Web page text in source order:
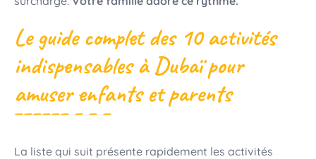
Le guide complet des 10 activités
indispensables à Dubaï pour
amuser enfants et parents
La liste qui suit présente rapidement les activités